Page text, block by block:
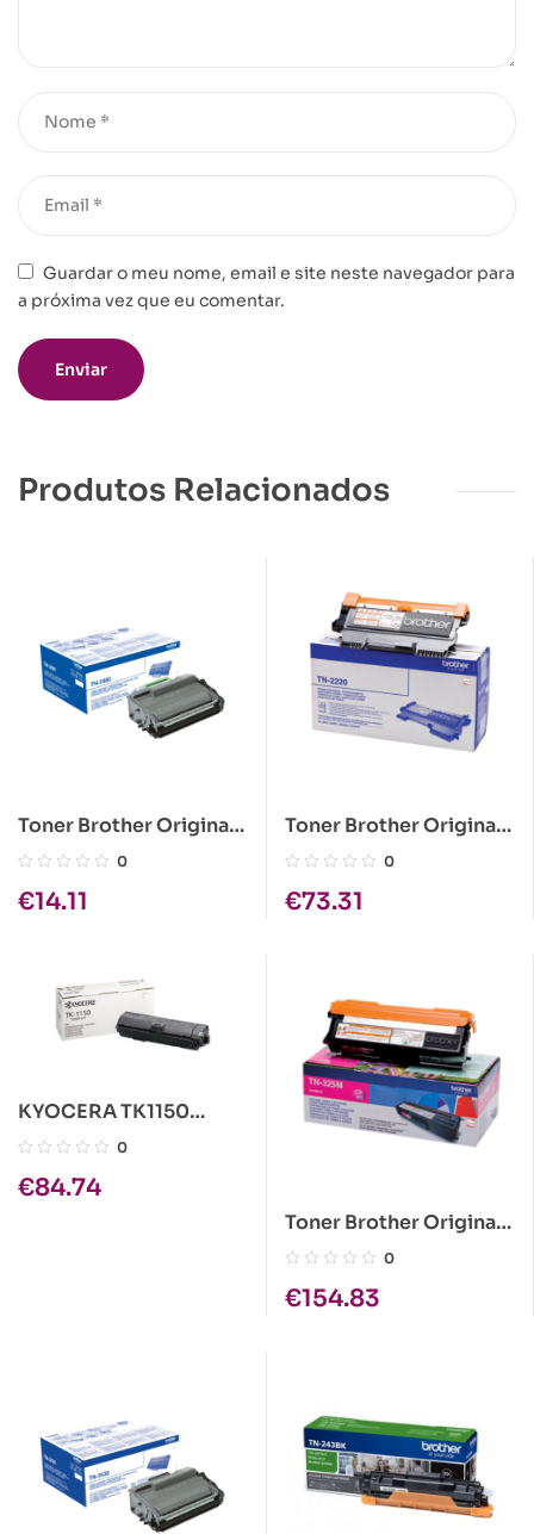
Guardar o meu nome, email e site neste navegador para
a próxima vez que eu comentar.
Produtos Relacionados
Toner Brother Original
TN-3480 0
€14.11
Toner Brother Original
TN-2220 0
€73.31
KYOCERA TK1150
PRETO CARTUCHO DE
1T02RV0NL0
0
€84.74
Toner Brother Original
TN-325M Magenta
0
€154.83